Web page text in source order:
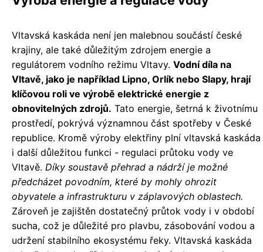
Vltavská kaskáda není jen malebnou součástí české
krajiny, ale také důležitým zdrojem energie a
regulátorem vodního režimu Vltavy. Vodní díla na
Vltavě, jako je například Lipno, Orlík nebo Slapy, hrají
klíčovou roli ve výrobě elektrické energie z
obnovitelných zdrojů. Tato energie, šetrná k životnímu
prostředí, pokrývá významnou část spotřeby v České
republice. Kromě výroby elektřiny plní vltavská kaskáda
i další důležitou funkci - regulaci průtoku vody ve
Vltavě. Díky soustavě přehrad a nádrží je možné
předcházet povodním, které by mohly ohrozit
obyvatele a infrastrukturu v záplavových oblastech.
Zároveň je zajištěn dostatečný průtok vody i v období
sucha, což je důležité pro plavbu, zásobování vodou a
udržení stabilního ekosystému řeky. Vltavská kaskáda